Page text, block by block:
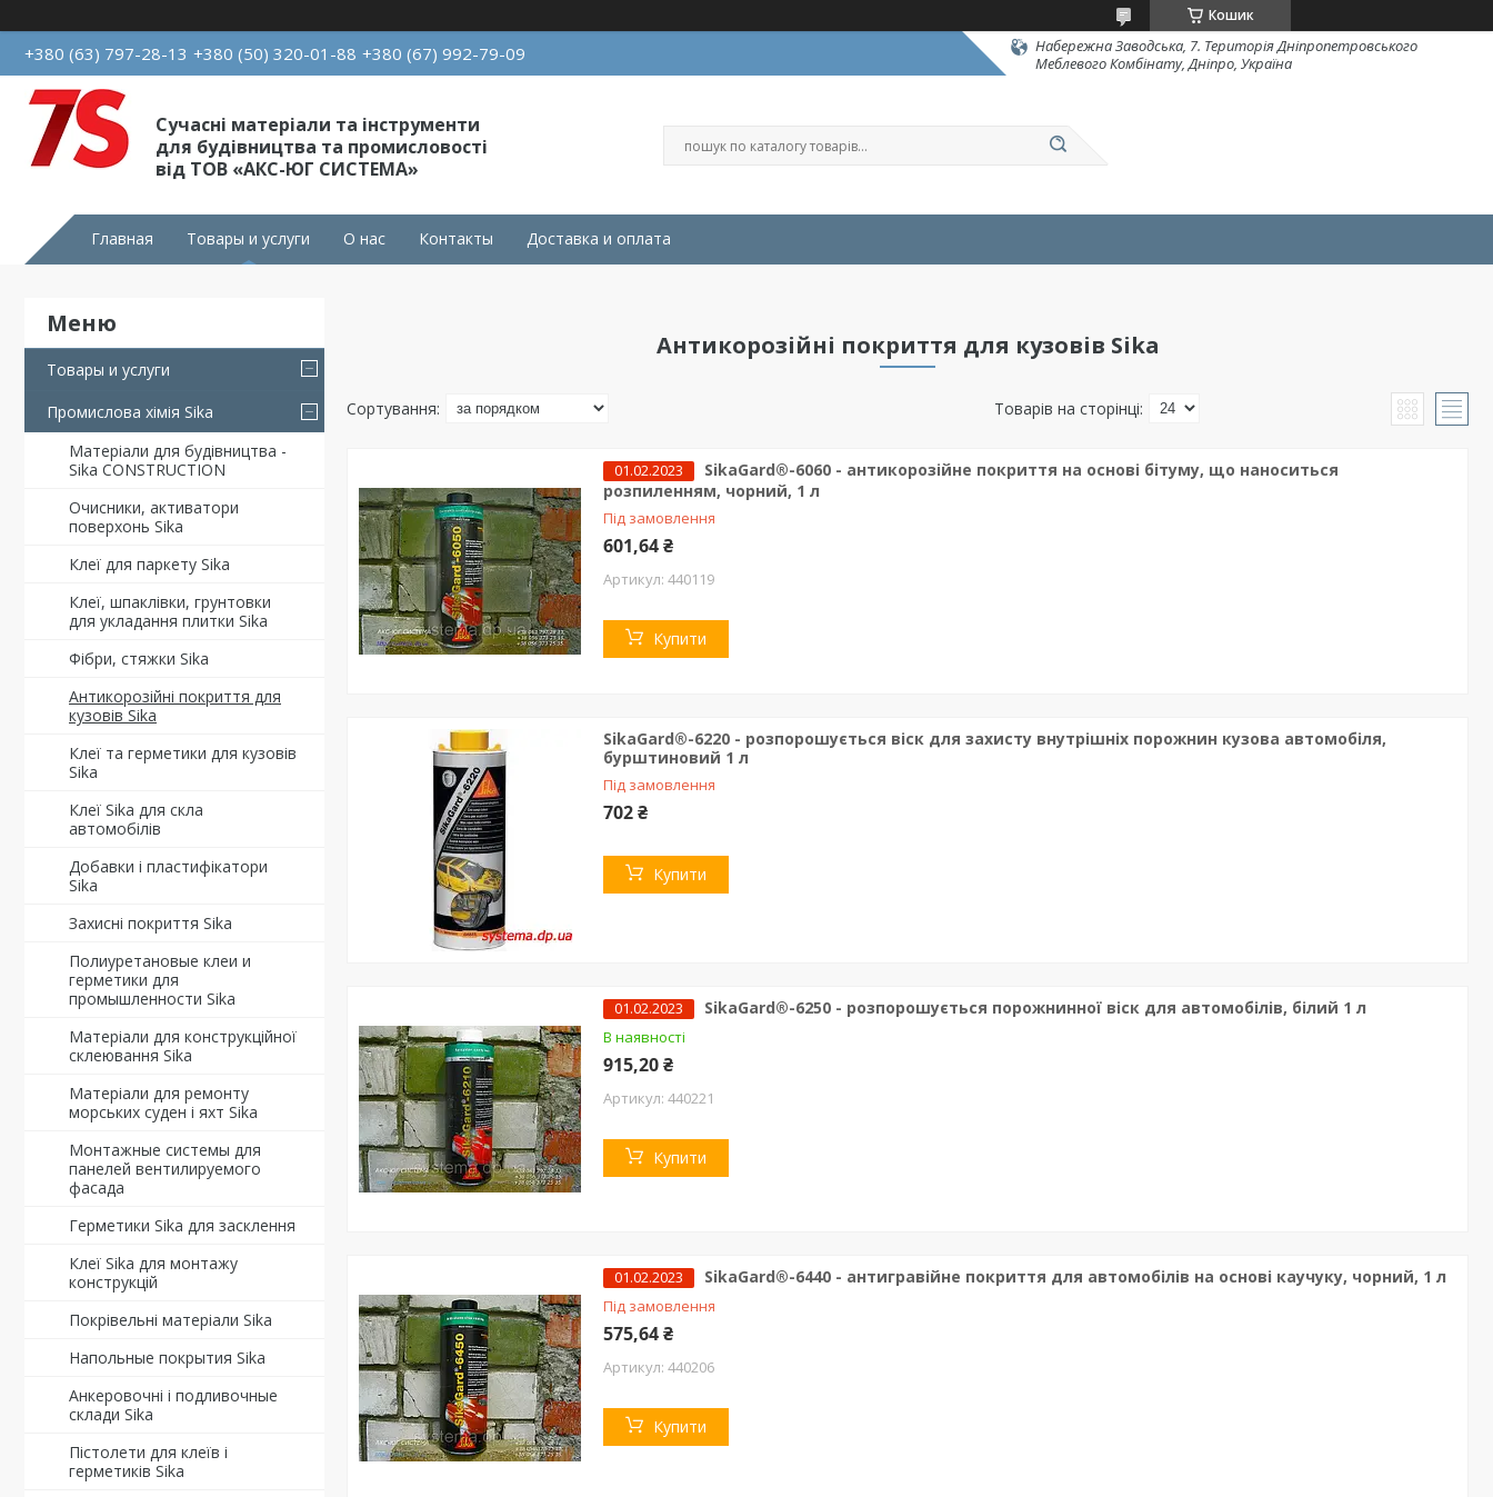
Кошик
+380 (63) 797-28-13 +380 (50) 320-01-88 +380 (67) 992-79-09
Набережна Заводська, 7. Територія Дніпропетровського
Меблевого Комбінату, Дніпро, Україна
Сучасні матеріали та інструменти
для будівництва та промисловості
від ТОВ «АКС-ЮГ СИСТЕМА»
Главная Товары и услуги О нас Контакты Доставка и оплата
Товары и услуги
Промислова хімія Sika
Матеріали для будівництва -
Sika CONSTRUCTION
Очисники, активатори
поверхонь Sika
Клеї для паркету Sika
Клеї, шпаклівки, грунтовки
для укладання плитки Sika
Фібри, стяжки Sika
Антикорозійні покриття для
кузовів Sika
Клеї та герметики для кузовів
Sika
Клеї Sika для скла
автомобілів
Добавки і пластифікатори
Sika
Захисні покриття Sika
Полиуретановые клеи и
герметики для
промышленности Sika
Матеріали для конструкційної
склеювання Sika
Матеріали для ремонту
морських суден і яхт Sika
Монтажные системы для
панелей вентилируемого
фасада
Герметики Sika для засклення
Клеї Sika для монтажу
конструкцій
Покрівельні матеріали Sika
Напольные покрытия Sika
Анкеровочні і подливочные
склади Sika
Пістолети для клеїв і
герметиків Sika
Антикорозійні покриття для кузовів Sika
01.02.2023
SikaGard®-6060 - антикорозійне покриття на основі бітуму, що наноситься
розпиленням, чорний, 1 л
Під замовлення
601,64 ₴
440119
Купити
SikaGard®-6220 - розпорошується віск для захисту внутрішніх порожнин кузова автомобіля,
бурштиновий 1 л
Під замовлення
702 ₴
Купити
01.02.2023 SikaGard®-6250 - розпорошується порожнинної віск для автомобілів, білий 1 л
В наявності
915,20 ₴
440221
Купити
01.02.2023 SikaGard®-6440 - антигравійне покриття для автомобілів на основі каучуку, чорний, 1 л
Під замовлення
575,64 ₴
440206
Купити